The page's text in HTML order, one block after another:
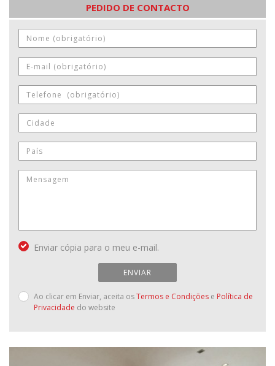
PEDIDO DE CONTACTO
Enviar cópia para o meu e-mail.
ENVIAR
Ao clicar em Enviar, aceita osTermos e Condições e Política de
Privacidade do website